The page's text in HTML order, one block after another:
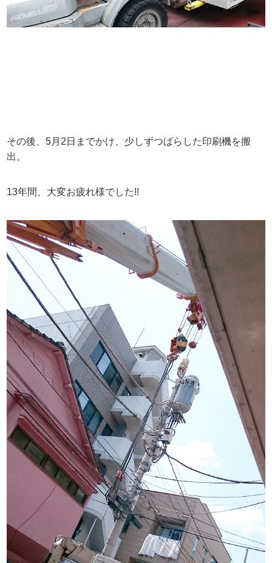
その後、5月2日までかけ、少しずつばらした印刷機を搬
出。
13年間、大変お疲れ様でした!!